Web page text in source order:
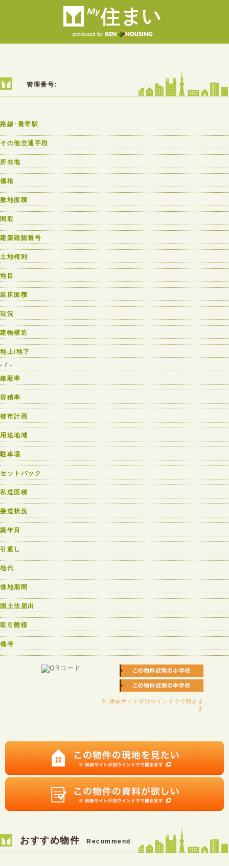
管理番号:
路線･最寄駅
その他交通手段
所在地
価格
敷地面積
間取
建築確認番号
土地権利
地目
延床面積
現況
建物構造
地上/地下
- / -
建蔽率
容積率
都市計画
用途地域
駐車場
セットバック
私道面積
接道状況
築年月
引渡し
地代
借地期間
国土法届出
取引態様
備考
※ 姉妹サイトが別ウインドウで開きま
す
おすすめ物件 Recommend